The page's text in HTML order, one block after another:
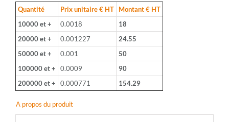
470Kohm
-
5%
-
-
Emb.:
Cdt.:
Quantité Prix unitaire € HT
Montant € HT
10000 et +
0.0018
18
20000 et +
0.001227
24.55
50000 et +
0.001
50
100000 et +
0.0009
90
200000 et +
0.000771 154.29
A propos du produit